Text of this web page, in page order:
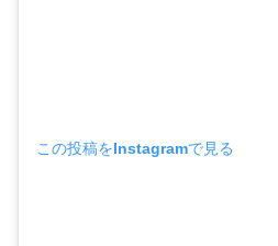
この投稿をInstagramで見る